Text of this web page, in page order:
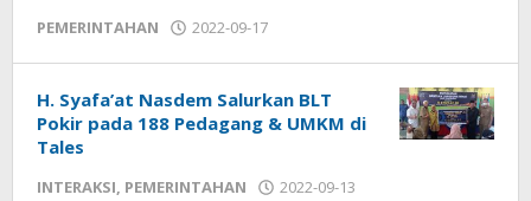
PEMERINTAHAN 2022-09-17
H. Syafa’at Nasdem Salurkan BLT
Pokir pada 188 Pedagang & UMKM di
Tales
INTERAKSI, PEMERINTAHAN 2022-09-13